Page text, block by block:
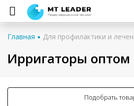
Главная Для профилактики и
Ирригаторы оптом
Подобрать